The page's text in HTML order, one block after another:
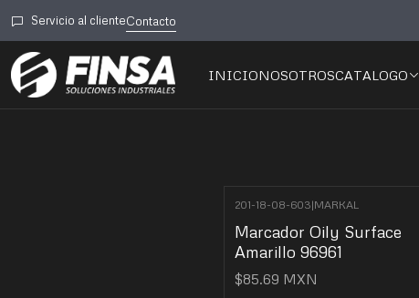
INICIONOSOTROSCATALOGO
Servicio al clienteContacto
201-18-08-603|MARKAL
Marcador Oily Surface
Amarillo 96961
$85.69 MXN